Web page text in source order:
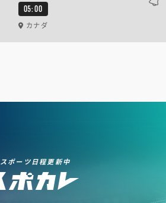
05:00
カナダ
スポーツ日程更新中